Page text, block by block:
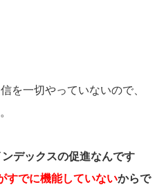
を一切やっていないので、
デックスの促進なんです
すでに機能していないからで